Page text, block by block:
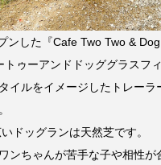
ンした『Cafe Two Two &
ゥーアンドドッググラスフィ
イルをイメージしたトレーラ
ドッグランは天然芝です。
ンちゃんが苦手な子や相性が